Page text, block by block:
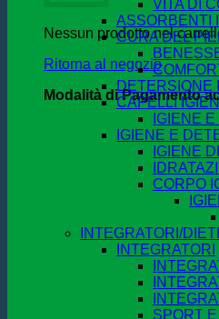
Nessun prodotto nel
Ritorna al negozio
Modalità di Pagamento
VITA DI
ASSORBENTI
CURA DEL
DETERSIONE
CAPELLI
IGIENE
IGIENE E
IGIENE
CORPO
INTEGRATORI/
INTEGRATORI
SPORT